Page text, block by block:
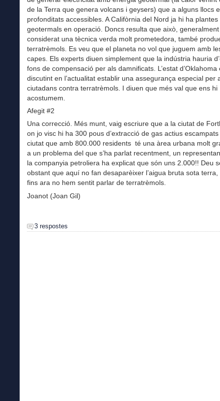
de la Terra que genera volcans i geysers) que a alguns llocs
profonditats accessibles. A Califòrnia del Nord ja hi ha plantes
geotermals en operació. Doncs resulta que això, generalment
considerat una tècnica verda molt prometedora, també
terratrèmols. Es veu que el planeta no vol que juguem amb
capes. Els experts diuen simplement que la indústria hauria
fons de compensació per als damnificats. L’estat d’Oklahoma
discutint en l’actualitat establir una assegurança especial per
ciutadans contra terratrèmols. I diuen que més val que ens hi
acostumem.
Afegit #2
Una correcció. Més munt, vaig escriure que a la ciutat de
on jo visc hi ha 300 pous d’extracció de gas actius
ciutat que amb 800.000 residents té una àrea urbana molt
a un problema del que s’ha parlat recentment, un
la companyia petroliera ha explicat que són uns 2.000!! Deu
obstant que aquí no fan desaparèixer l’aigua bruta sota
fins ara no hem sentit parlar de terratrèmols.
Joanot (Joan Gil)
3 respostes